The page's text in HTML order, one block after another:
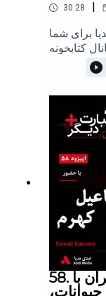
30:28
برای شما
کتابخونه
مدیا عضو
یا پی پل از
بهتر و
مستقل کمک
است
مدیا
طریق پی‌پل⁠⁠⁠⁠⁠⁠⁠⁠⁠⁠⁠⁠⁠⁠⁠⁠⁠⁠⁠⁠
مدیا
است. تمام
متعلق به
بدون کسب
از
خودداری
فرمایید.شزAbdi Media is a unique content creation
channel.
58. به عبارت دیگر پلاس 58 | ایران با